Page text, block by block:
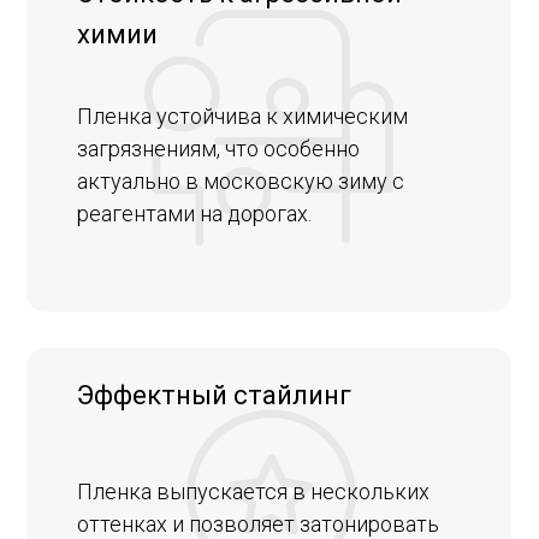
химии
Эффектный стайлинг
Пленка устойчива к химическим
загрязнениям, что особенно
актуально в московскую зиму с
реагентами на дорогах.
Пленка выпускается в нескольких
оттенках и позволяет затонировать